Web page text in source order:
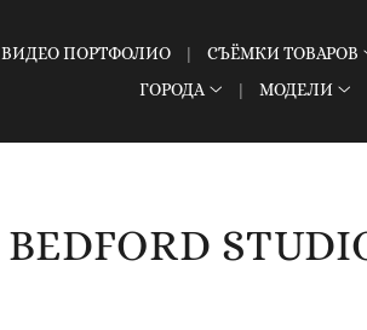
ВИДЕО ПОРТФОЛИО СЪЁМКИ ТОВАРОВ
ГОРОДА
МОДЕЛИ
BEDFORD